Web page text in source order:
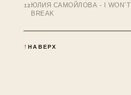
ЮЛИЯ САМОЙЛОВА - I WON`T
BREAK
НАВЕРХ